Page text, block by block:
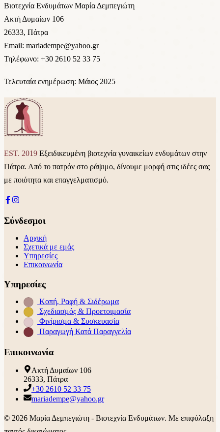
Βιοτεχνία Ενδυμάτων Μαρία Δεμπεγιώτη
Ακτή Δυμαίων 106
26333, Πάτρα
Email: mariadempe@yahoo.gr
Τηλέφωνο: +30 2610 52 33 75
Τελευταία ενημέρωση: Μάιος 2025
EST. 2019 Εξειδικευμένη βιοτεχνία γυναικείων ενδυμάτων στην
Πάτρα. Από το πατρόν στο ράψιμο, δίνουμε μορφή στις ιδέες σας
με ποιότητα και επαγγελματισμό.
Σύνδεσμοι
Αρχική
Σχετικά με εμάς
Υπηρεσίες
Επικοινωνία
Υπηρεσίες
Κοπή, Ραφή & Σιδέρωμα
Σχεδιασμός & Προετοιμασία
Φινίρισμα & Συσκευασία
Παραγωγή Κατά Παραγγελία
Επικοινωνία
Ακτή Δυμαίων 106
26333, Πάτρα
+30 2610 52 33 75
mariadempe@yahoo.gr
© 2026 Μαρία Δεμπεγιώτη - Βιοτεχνία Ενδυμάτων. Με επιφύλαξη